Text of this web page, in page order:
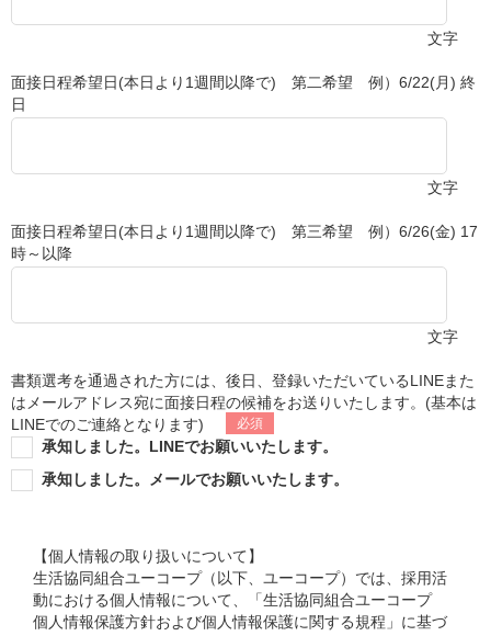
文字
面接日程希望日(本日より1週間以降で) 第二希望 例）6/22(月) 終
日
文字
面接日程希望日(本日より1週間以降で) 第三希望 例）6/26(金) 17
時～以降
文字
書類選考を通過された方には、後日、登録いただいているLINEまた
はメールアドレス宛に面接日程の候補をお送りいたします。(基本は
LINEでのご連絡となります)
承知しました。LINEでお願いいたします。
承知しました。メールでお願いいたします。
【個人情報の取り扱いについて】
生活協同組合ユーコープ（以下、ユーコープ）では、採用活
動における個人情報について、「生活協同組合ユーコープ
個人情報保護方針および個人情報保護に関する規程」に基づ